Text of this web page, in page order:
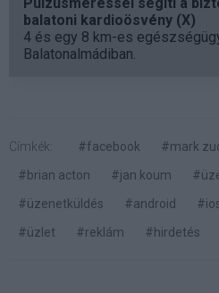
balatoni kardioösvény (X)
4 és egy 8 km-es
Balatonalmádiban.
Címkék: #facebook #mark
#brian acton
#jan koum
#üzenetküldés
#android
#üzlet
#reklám #hirdetés